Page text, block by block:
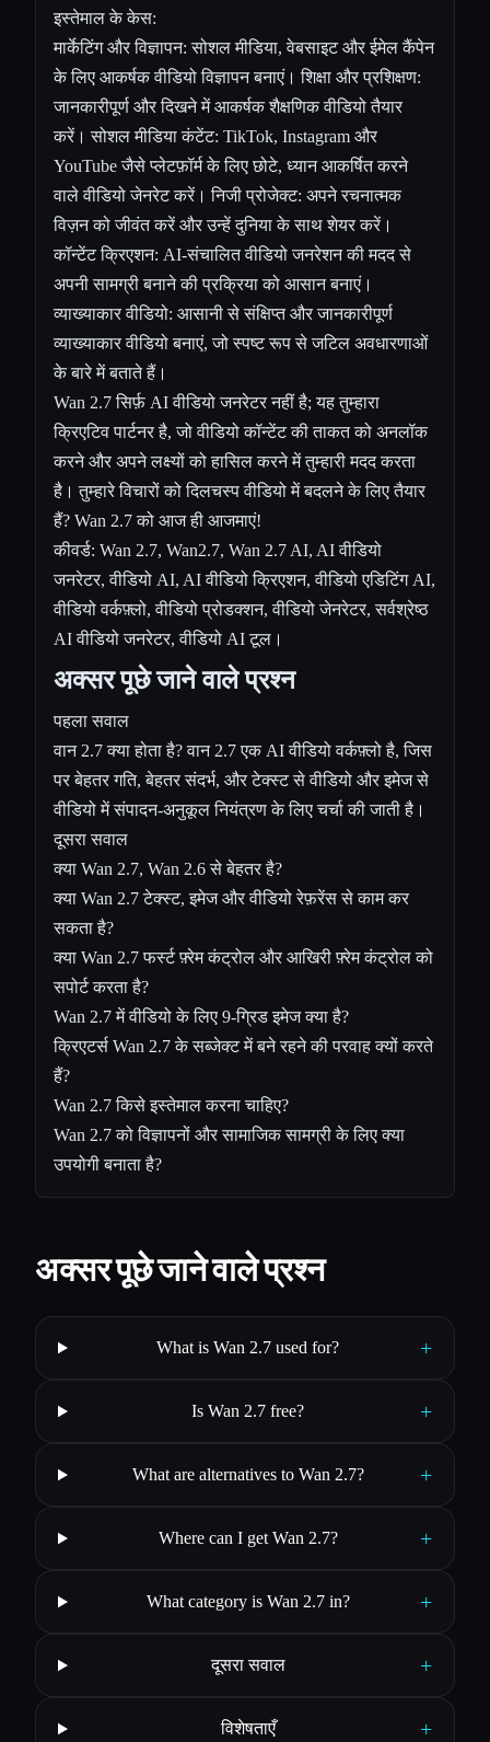
इस्तेमाल के केस:
मार्केटिंग और विज्ञापन: सोशल मीडिया, वेबसाइट और ईमेल कैंपेन
के लिए आकर्षक वीडियो विज्ञापन बनाएं। शिक्षा और प्रशिक्षण:
जानकारीपूर्ण और दिखने में आकर्षक शैक्षणिक वीडियो तैयार
करें। सोशल मीडिया कंटेंट: TikTok, Instagram और
YouTube जैसे प्लेटफ़ॉर्म के लिए छोटे, ध्यान आकर्षित करने
वाले वीडियो जेनरेट करें। निजी प्रोजेक्ट: अपने रचनात्मक
विज़न को जीवंत करें और उन्हें दुनिया के साथ शेयर करें।
कॉन्टेंट क्रिएशन: AI-संचालित वीडियो जनरेशन की मदद से
अपनी सामग्री बनाने की प्रक्रिया को आसान बनाएं।
व्याख्याकार वीडियो: आसानी से संक्षिप्त और जानकारीपूर्ण
व्याख्याकार वीडियो बनाएं, जो स्पष्ट रूप से जटिल अवधारणाओं
के बारे में बताते हैं।
Wan 2.7 सिर्फ़ AI वीडियो जनरेटर नहीं है; यह तुम्हारा
क्रिएटिव पार्टनर है, जो वीडियो कॉन्टेंट की ताकत को अनलॉक
करने और अपने लक्ष्यों को हासिल करने में तुम्हारी मदद करता
है। तुम्हारे विचारों को दिलचस्प वीडियो में बदलने के लिए तैयार
हैं? Wan 2.7 को आज ही आजमाएं!
कीवर्ड: Wan 2.7, Wan2.7, Wan 2.7 AI, AI वीडियो
जनरेटर, वीडियो AI, AI वीडियो क्रिएशन, वीडियो एडिटिंग AI,
वीडियो वर्कफ़्लो, वीडियो प्रोडक्शन, वीडियो जेनरेटर, सर्वश्रेष्ठ
AI वीडियो जनरेटर, वीडियो AI टूल।
अक्सर पूछे जाने वाले प्रश्न
पहला सवाल
वान 2.7 क्या होता है? वान 2.7 एक AI वीडियो वर्कफ़्लो है, जिस
पर बेहतर गति, बेहतर संदर्भ, और टेक्स्ट से वीडियो और इमेज से
वीडियो में संपादन-अनुकूल नियंत्रण के लिए चर्चा की जाती है।
दूसरा सवाल
क्या Wan 2.7, Wan 2.6 से बेहतर है?
क्या Wan 2.7 टेक्स्ट, इमेज और वीडियो रेफ़रेंस से काम कर
सकता है?
क्या Wan 2.7 फर्स्ट फ़्रेम कंट्रोल और आखिरी फ़्रेम कंट्रोल को
सपोर्ट करता है?
Wan 2.7 में वीडियो के लिए 9-ग्रिड इमेज क्या है?
क्रिएटर्स Wan 2.7 के सब्जेक्ट में बने रहने की परवाह क्यों करते
हैं?
Wan 2.7 किसे इस्तेमाल करना चाहिए?
Wan 2.7 को विज्ञापनों और सामाजिक सामग्री के लिए क्या
उपयोगी बनाता है?
अक्सर पूछे जाने वाले प्रश्न
What is Wan 2.7 used for? +
Is Wan 2.7 free? +
What are alternatives to Wan 2.7? +
Where can I get Wan 2.7? +
What category is Wan 2.7 in? +
दूसरा सवाल +
विशेषताएँ +